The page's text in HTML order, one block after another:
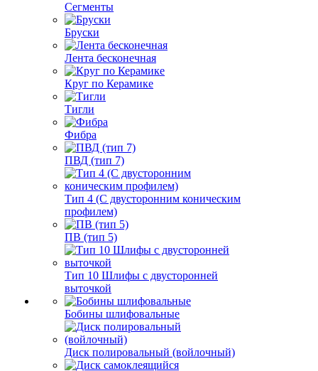
Сегменты
Бруски
Лента бесконечная
Круг по Керамике
Тигли
Фибра
ПВД (тип 7)
Тип 4 (С двусторонним коническим
профилем)
ПВ (тип 5)
Тип 10 Шлифы с двусторонней
выточкой
Бобины шлифовальные
Диск полировальный (войлочный)